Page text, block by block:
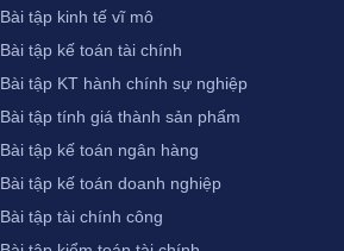
Bài tập kinh tế vĩ mô
Bài tập kế toán tài chính
Bài tập KT hành chính sự nghiệp
Bài tập tính giá thành sản phẩm
Bài tập kế toán ngân hàng
Bài tập kế toán doanh nghiệp
Bài tập tài chính công